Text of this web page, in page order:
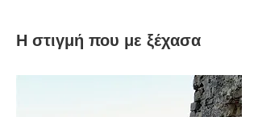
Η στιγμή που με ξέχασα